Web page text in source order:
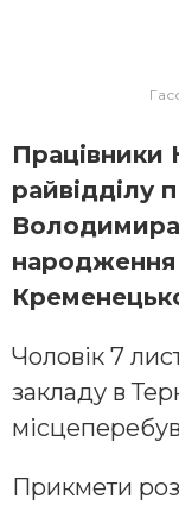
Працівники
райвідділу
Володимира
народження
Чоловік 7
закладу в
Прикмети